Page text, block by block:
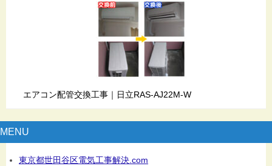
エアコン配管交換工事｜日立RAS-AJ22M-W
MENU
東京都世田谷区電気工事解決.com